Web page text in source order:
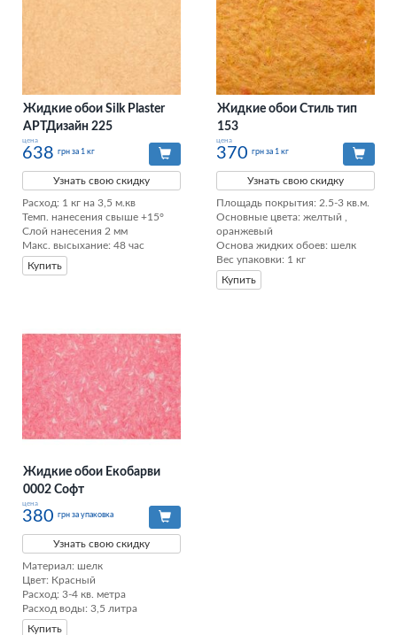
Жидкие обои Silk Plaster
АРТДизайн 225
цена
638 грн за 1 кг
Узнать свою скидку
Расход: 1 кг на 3,5 м.кв
Темп. нанесения свыше +15°
Слой нанесения 2 мм
Макс. высыхание: 48 час
Купить
Жидкие обои Стиль тип
153
цена
370 грн за 1 кг
Узнать свою скидку
Площадь покрытия: 2.5-3 кв.м.
Основные цвета: желтый ,
оранжевый
Основа жидких обоев: шелк
Вес упаковки: 1 кг
Купить
Жидкие обои Екобарви
0002 Софт
цена
380 грн за упаковка
Узнать свою скидку
Материал: шелк
Цвет: Красный
Расход: 3-4 кв. метра
Расход воды: 3,5 литра
Купить